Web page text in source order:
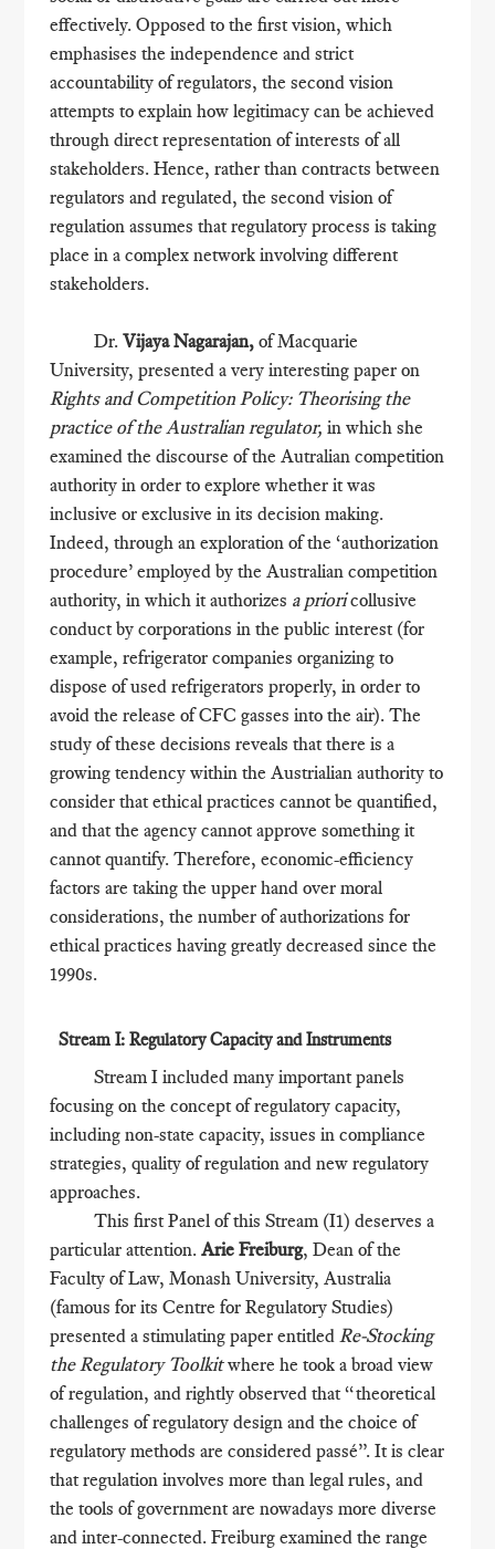
effectively. Opposed to the first vision, which
emphasises the independence and strict
accountability of regulators, the second vision
attempts to explain how legitimacy can be achieved
through direct representation of interests of all
stakeholders. Hence, rather than contracts between
regulators and regulated, the second vision of
regulation assumes that regulatory process is taking
place in a complex network involving different
stakeholders.
Dr. Vijaya Nagarajan,of Macquarie
University, presented a very interesting paper on
Rights and Competition Policy: Theorising the
practice of the Australian regulator,in which she
examined the discourse of the Autralian competition
authority in order to explore whether it was
inclusive or exclusive in its decision making.
Indeed, through an exploration of the ‘authorization
procedure’ employed by the Australian competition
authority, in which it authorizes a prioricollusive
conduct by corporations in the public interest (for
example, refrigerator companies organizing to
dispose of used refrigerators properly, in order to
avoid the release of CFC gasses into the air). The
study of these decisions reveals that there is a
growing tendency within the Austrialian authority to
consider that ethical practices cannot be quantified,
and that the agency cannot approve something it
cannot quantify. Therefore, economic-efficiency
factors are taking the upper hand over moral
considerations, the number of authorizations for
ethical practices having greatly decreased since the
1990s.
Stream I: Regulatory Capacity and Instruments
Stream I included many important panels
focusing on the concept of regulatory capacity,
including non-state capacity, issues in compliance
strategies, quality of regulation and new regulatory
approaches.
This first Panel of this Stream (I1) deserves a
particular attention.Arie Freiburg, Dean of the
Faculty of Law, Monash University, Australia
(famous for its Centre for Regulatory Studies)
presented a stimulating paper entitled Re-Stocking
the Regulatory Toolkitwhere he took a broad view
of regulation, and rightly observed that “theoretical
challenges of regulatory design and the choice of
regulatory methods are considered passé”. It is clear
that regulation involves more than legal rules, and
the tools of government are nowadays more diverse
and inter-connected. Freiburg examined the range